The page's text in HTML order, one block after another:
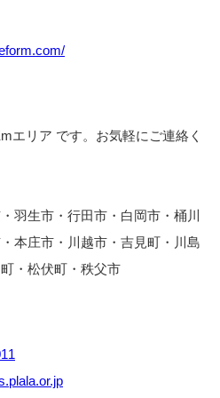
エリア です。お気軽にご連絡く
羽生市・行田市・白岡市・桶川
本庄市・川越市・吉見町・川島
・松伏町・秩父市